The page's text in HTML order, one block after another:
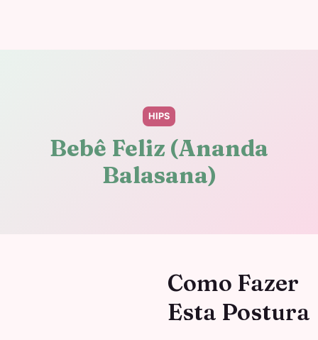
HIPS
Bebê Feliz (Ananda
Balasana)
Como Fazer
Esta Postura